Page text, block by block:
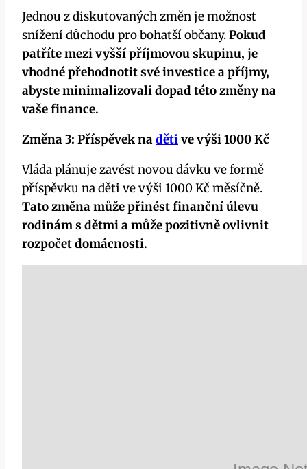
Jednou z diskutovaných změn je možnost
snížení důchodu pro bohatší občany.Pokud
patříte mezi vyšší příjmovou skupinu, je
vhodné přehodnotit své investice a příjmy,
abyste minimalizovali dopad této změny na
vaše finance.
Změna 3: Příspěvek nadětive výši 1000 Kč
Vláda plánuje zavést novou dávku ve formě
příspěvku na děti ve výši 1000 Kč měsíčně.
Tato změna může přinést finanční úlevu
rodinám s dětmi a může pozitivně ovlivnit
rozpočet domácnosti.